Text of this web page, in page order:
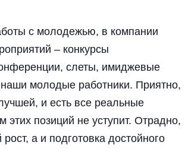
с молодежью, в компании
– конкурсы
слеты, имиджевые
молодые работники. Приятно,
и есть все реальные
позиций не уступит. Отрадно,
а и подготовка достойного